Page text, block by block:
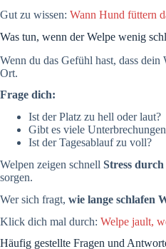
Gut zu wissen: Wann Hund füttern
Was tun, wenn der Welpe wenig
Wenn du das Gefühl hast, dass dein
Ort.
Frage dich:
Ist der Platz zu hell oder laut?
Gibt es viele
Ist der Tagesablauf zu voll?
Welpen zeigen schnell Stress
sorgen.
Wer sich fragt, wie lange schlafen
Klick dich mal durch: Welpe jault,
Häufig gestellte Fragen und